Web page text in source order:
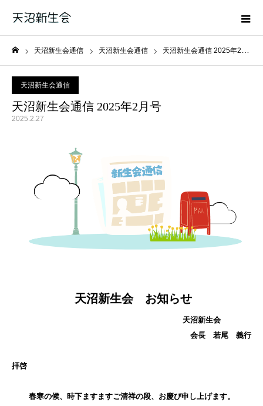
天沼新生会通信 天沼新生会通信 天沼新生会通信 2025年2月号
天沼新生会通信
天沼新生会通信 2025年2月号
2025.2.27
天沼新生会 お知らせ
天沼新生会
会長 若尾 義行
拝啓
春寒の候、時下ますますご清祥の段、お慶び申し上げます。